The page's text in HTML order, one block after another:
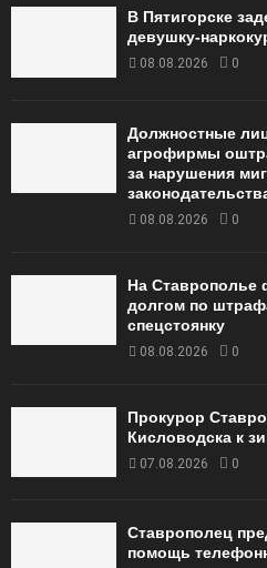
В Пятигорске
девушку-
08.08.2026 0
Должностные
агрофирмы
за нарушения
08.08.2026 0
На Ставрополье
долгом по
спецстоянку
08.08.2026 0
Прокурор
Кисловодска к
07.08.2026 0
Ставрополец
помощь